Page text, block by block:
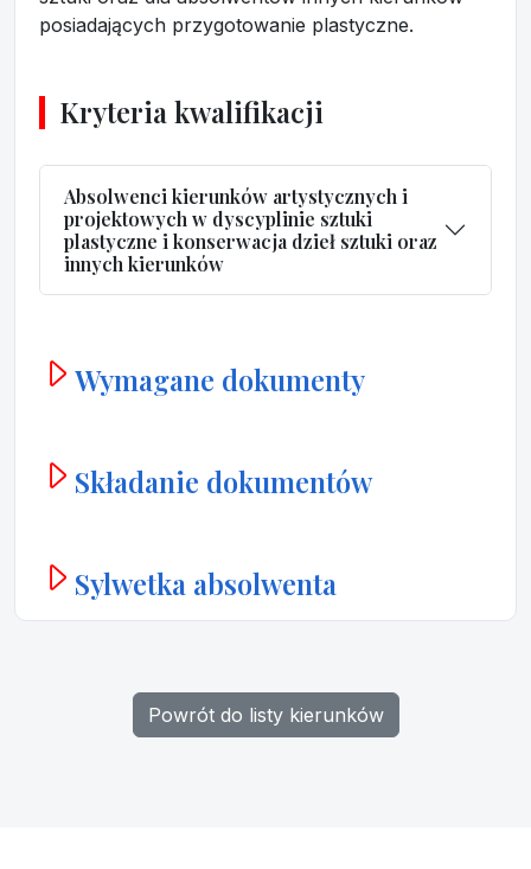
posiadających przygotowanie plastyczne.
Kryteria kwalifikacji
Absolwenci kierunków artystycznych i
projektowych w dyscyplinie sztuki
plastyczne i konserwacja dzieł sztuki oraz
innych kierunków
Wymagane dokumenty
Składanie dokumentów
Sylwetka absolwenta
Powrót do listy kierunków